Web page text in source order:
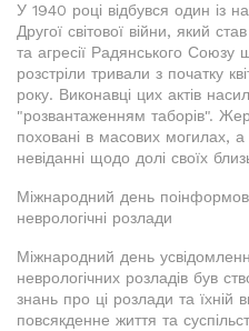
У 1940 році відбувся один із
Другої світової війни, який
та агресії Радянського Союзу
розстріли тривали з початку
року. Виконавці цих актів
"розвантаженням таборів".
поховані в масових могилах,
невіданні щодо долі своїх
Міжнародний день
неврологічні розлади
Міжнародний день
неврологічних розладів був
знань про ці розлади та їхній
повсякденне життя та